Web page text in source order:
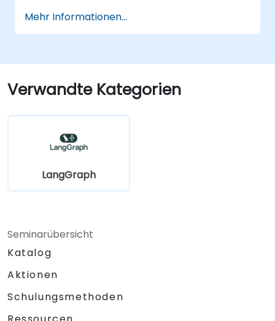
Mehr Informationen...
Verwandte Kategorien
LangGraph
Seminarübersicht
Katalog
Aktionen
Schulungsmethoden